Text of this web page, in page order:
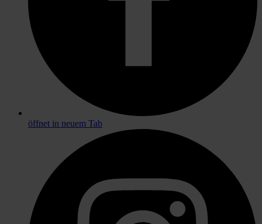
öffnet in neuem Tab